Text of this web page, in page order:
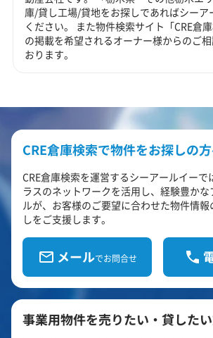
庫/貸し工場/貸地をお探しであればシーア
ください。 また物件検索サイト「CRE倉
の掲載を希望されるオーナー様からのご
おります。
CRE倉庫検索で物件をお探しの
CRE倉庫検索を運営するシーアールイーで
ラスのネットワークを活用し、経験豊か
ルが、お客様のご要望に合わせた物件情
しをご支援します。
メールでお問合せ
事業用物件を売りたい・貸した